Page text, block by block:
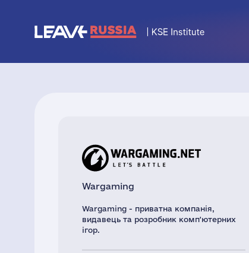
Wargaming
Wargaming - приватна компанія,
видавець та розробник комп'ютерних
ігор.